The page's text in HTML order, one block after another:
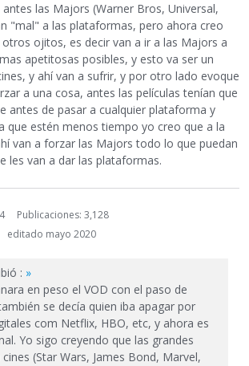
las Majors (Warner Bros, Universal,
"mal" a las plataformas, pero ahora creo
ojitos, es decir van a ir a las Majors a
apetitosas posibles, y esto va ser un
y ahí van a sufrir, y por otro lado evoque
a una cosa, antes las películas tenían que
antes de pasar a cualquier plataforma y
que estén menos tiempo yo creo que a la
van a forzar las Majors todo lo que puedan
les van a dar las plataformas.
Publicaciones: 3,128
editado mayo 2020
: »
en peso el VOD con el paso de
se decía quien iba apagar por
com Netflix, HBO, etc, y ahora es
Yo sigo creyendo que las grandes
(Star Wars, James Bond, Marvel,